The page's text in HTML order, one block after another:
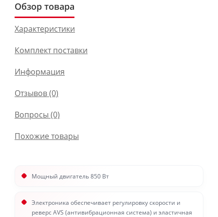
Обзор товара
Характеристики
Комплект поставки
Информация
Отзывов (0)
Вопросы (0)
Похожие товары
Мощный двигатель 850 Вт
Электроника обеспечивает регулировку скорости и
реверс AVS (антивибрационная система) и эластичная